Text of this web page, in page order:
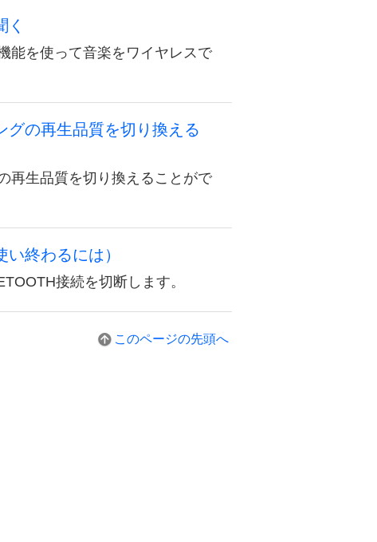
く
能を使って音楽をワイヤレスで
グの再生品質を切り換える
再生品質を切り換えることがで
終わるには）
接続を切断します。
このページの先頭へ